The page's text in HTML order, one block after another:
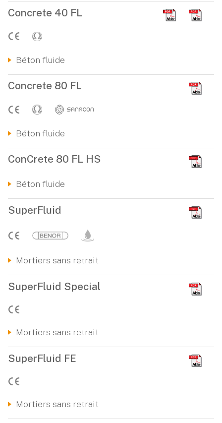
Concrete 40 FL
Béton fluide
Concrete 80 FL
Béton fluide
ConCrete 80 FL HS
Béton fluide
SuperFluid
Mortiers sans retrait
SuperFluid Special
Mortiers sans retrait
SuperFluid FE
Mortiers sans retrait